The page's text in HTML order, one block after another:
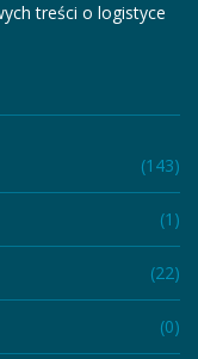
treści o logistyce
(143)
(1)
(22)
(0)